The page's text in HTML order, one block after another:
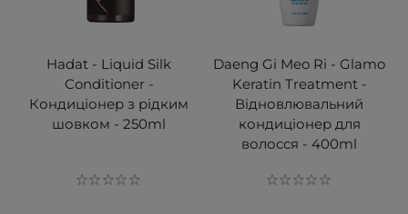
Hadat - Liquid Silk
Conditioner -
Кондиціонер з рідким
шовком - 250ml
Daeng Gi Meo Ri - Glamo
Keratin Treatment -
Відновлювальний
кондиціонер для
волосся - 400ml